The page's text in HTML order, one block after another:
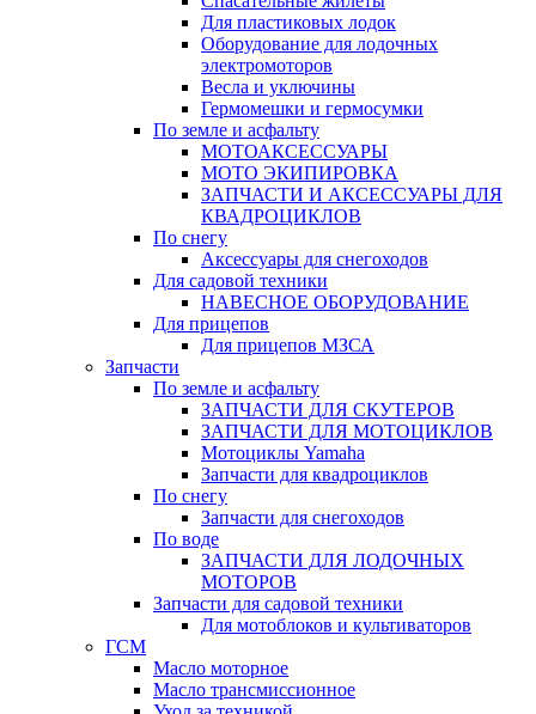
Для пластиковых лодок
Оборудование для лодочных
электромоторов
Весла и уключины
Гермомешки и гермосумки
По земле и асфальту
МОТОАКСЕССУАРЫ
МОТО ЭКИПИРОВКА
ЗАПЧАСТИ И АКСЕССУАРЫ ДЛЯ
КВАДРОЦИКЛОВ
По снегу
Аксессуары для снегоходов
Для садовой техники
НАВЕСНОЕ ОБОРУДОВАНИЕ
Для прицепов
Для прицепов МЗСА
Запчасти
По земле и асфальту
ЗАПЧАСТИ ДЛЯ СКУТЕРОВ
ЗАПЧАСТИ ДЛЯ МОТОЦИКЛОВ
Мотоциклы Yamaha
Запчасти для квадроциклов
По снегу
Запчасти для снегоходов
По воде
ЗАПЧАСТИ ДЛЯ ЛОДОЧНЫХ
МОТОРОВ
Запчасти для садовой техники
Для мотоблоков и культиваторов
ГСМ
Масло моторное
Масло трансмиссионное